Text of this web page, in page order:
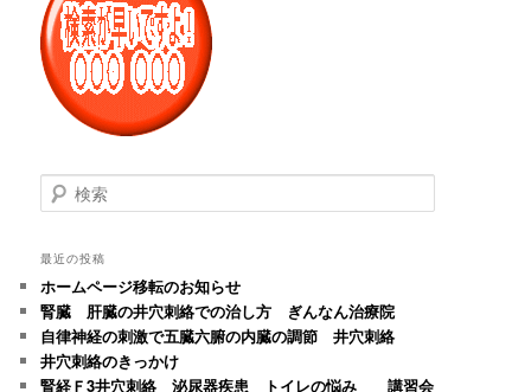
検
索
最近の投稿
ホームページ移転のお知らせ
腎臓 肝臓の井穴刺絡での治し方 ぎんなん治療院
自律神経の刺激で五臓六腑の内臓の調節 井穴刺絡
井穴刺絡のきっかけ
腎経Ｆ3井穴刺絡 泌尿器疾患 トイレの悩み 講習会